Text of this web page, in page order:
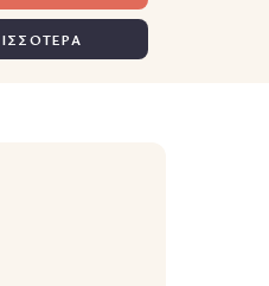
ΠΕΡΙΣΣΟΤΕΡΑ